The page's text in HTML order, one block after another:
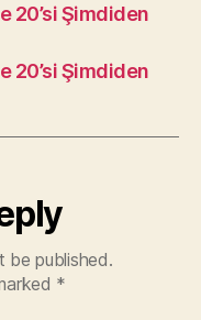
20’si Şimdiden
20’si Şimdiden
be published.
*